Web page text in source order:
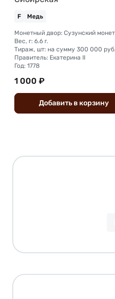
F Медь
Вес, г: 6.6 г.
Правитель: Екатерина II
Год: 1778
1 000 ₽
Добавить вкорзину